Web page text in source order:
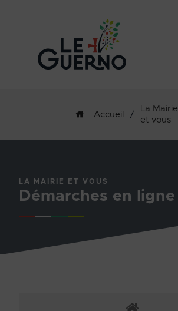
Accueil /
La Mairie
et vous
LA MAIRIE ET VOUS
Démarches en ligne